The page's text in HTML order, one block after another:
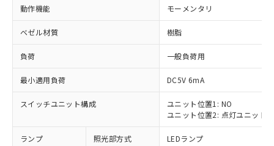
動作機能 モーメンタリ
ベゼル材質 樹脂
負荷 一般負荷用
最小適用負荷 DC5V 6mA
スイッチユニット構成
ユニット位置1: NO
ユニット位置2: 点灯ユニット
ランプ 照光部方式 LEDランプ